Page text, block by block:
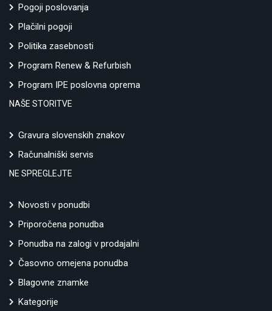
Pogoji poslovanja
Plačilni pogoji
Politika zasebnosti
Program Renew & Refurbish
Program IPE poslovna oprema
NAŠE STORITVE
Gravura slovenskih znakov
Računalniški servis
NE SPREGLEJTE
Novosti v ponudbi
Priporočena ponudba
Ponudba na zalogi v prodajalni
Časovno omejena ponudba
Blagovne znamke
Kategorije